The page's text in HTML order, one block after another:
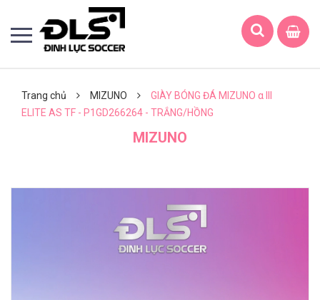
Trang chủ MIZUNO
GIÀY BÓNG ĐÁ MIZUNO α III
ELITE AS TF - P1GD266264 - TRẮNG/HỒNG
MIZUNO